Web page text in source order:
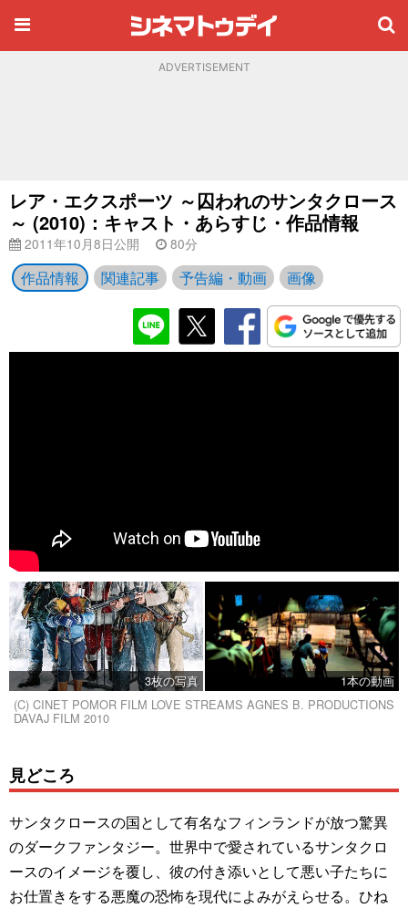
ADVERTISEMENT
レア・エクスポーツ ～囚われのサンタクロース
～ (2010)：キャスト・あらすじ・作品情報
2011年10月8日公開 80分
作品情報 関連記事 予告編・動画 画像
3枚の写真
1本の動画
(C) CINET POMOR FILM LOVE STREAMS AGNES B. PRODUCTIONS
DAVAJ FILM 2010
見どころ
サンタクロースの国として有名なフィンランドが放つ驚異
のダークファンタジー。世界中で愛されているサンタクロ
ースのイメージを覆し、彼の付き添いとして悪い子たちに
お仕置きをする悪魔の恐怖を現代によみがえらせる。ひね